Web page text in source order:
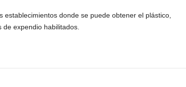
donde se puede obtener el plástico,
expendio habilitados.